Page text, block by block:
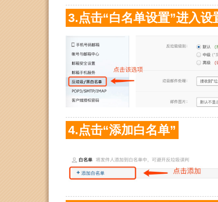
3.点击“白名单设置”进入设
4.点击“添加白名单”